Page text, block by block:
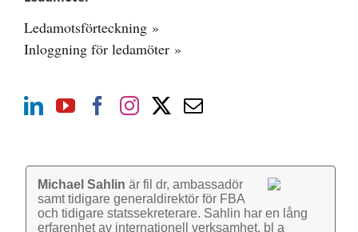
Ledamotsförteckning »
Inloggning för ledamöter »
Michael Sahlin är fil dr, ambassadör
samt tidigare general­direktör för FBA
och tidigare stats­sekre­terare. Sahlin har en lång
erfarenhet av inter­nationell verk­samhet, bl a